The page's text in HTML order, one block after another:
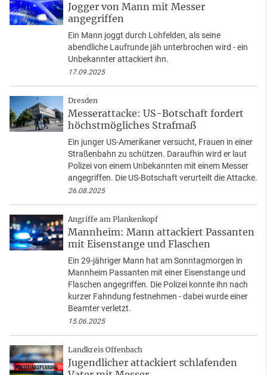
Jogger von Mann mit Messer
angegriffen
Ein Mann joggt durch Lohfelden, als seine
abendliche Laufrunde jäh unterbrochen wird - ein
Unbekannter attackiert ihn.
17.09.2025
Dresden
Messerattacke: US-Botschaft fordert
höchstmögliches Strafmaß
Ein junger US-Amerikaner versucht, Frauen in einer
Straßenbahn zu schützen. Daraufhin wird er laut
Polizei von einem Unbekannten mit einem Messer
angegriffen. Die US-Botschaft verurteilt die Attacke.
26.08.2025
Angriffe am Plankenkopf
Mannheim: Mann attackiert Passanten
mit Eisenstange und Flaschen
Ein 29-jähriger Mann hat am Sonntagmorgen in
Mannheim Passanten mit einer Eisenstange und
Flaschen angegriffen. Die Polizei konnte ihn nach
kurzer Fahndung festnehmen - dabei wurde einer
Beamter verletzt.
15.06.2025
Landkreis Offenbach
Jugendlicher attackiert schlafenden